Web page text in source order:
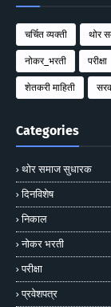
चर्चित व्यक्ती थोर
नोकर_भरती परीक्षा
शेतकरी माहिती
Categories
थोर समाज सुधारक
दिनविशेष
निकाल
नोकर भरती
परीक्षा
प्रवेशपत्र